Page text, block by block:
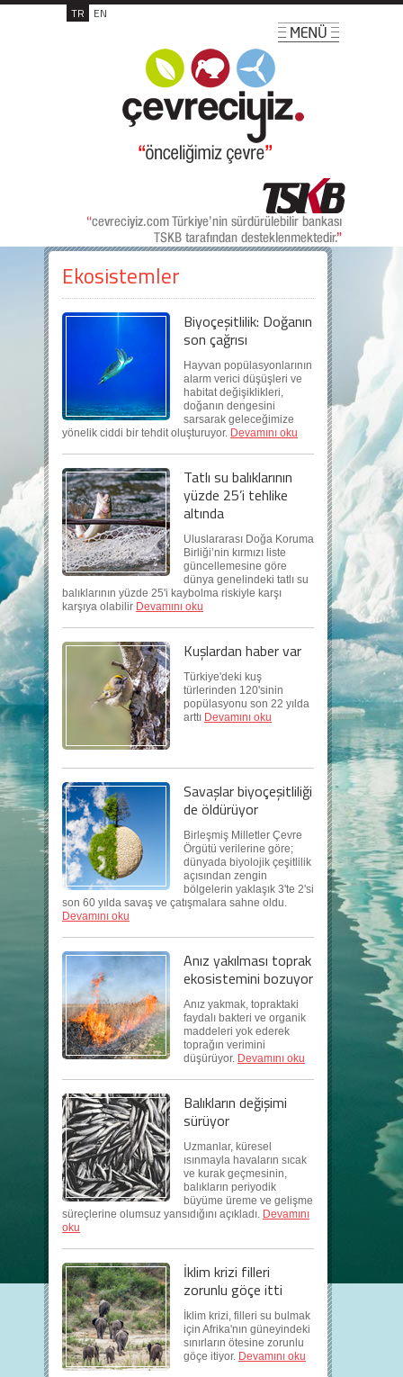
TR EN
Ekosistemler
Biyoçeşitlilik: Doğanın
son çağrısı
Hayvan popülasyonlarının
alarm verici düşüşleri ve
habitat değişiklikleri,
doğanın dengesini
sarsarak geleceğimize
yönelik ciddi bir tehdit oluşturuyor. Devamını oku
Tatlı su balıklarının
yüzde 25’i tehlike
altında
Uluslararası Doğa Koruma
Birliği’nin kırmızı liste
güncellemesine göre
dünya genelindeki tatlı su
balıklarının yüzde 25'i kaybolma riskiyle karşı
karşıya olabilir Devamını oku
Kuşlardan haber var
Türkiye'deki kuş
türlerinden 120'sinin
popülasyonu son 22 yılda
arttı Devamını oku
Savaşlar biyoçeşitliliği
de öldürüyor
Birleşmiş Milletler Çevre
Örgütü verilerine göre;
dünyada biyolojik çeşitlilik
açısından zengin
bölgelerin yaklaşık 3'te 2'si
son 60 yılda savaş ve çatışmalara sahne oldu.
Devamını oku
Anız yakılması toprak
ekosistemini bozuyor
Anız yakmak, topraktaki
faydalı bakteri ve organik
maddeleri yok ederek
toprağın verimini
düşürüyor. Devamını oku
Balıkların değişimi
sürüyor
Uzmanlar, küresel
ısınmayla havaların sıcak
ve kurak geçmesinin,
balıkların periyodik
büyüme üreme ve gelişme
süreçlerine olumsuz yansıdığını açıkladı. Devamını
oku
İklim krizi filleri
zorunlu göçe itti
İklim krizi, filleri su bulmak
için Afrika'nın güneyindeki
sınırların ötesine zorunlu
göçe itiyor. Devamını oku